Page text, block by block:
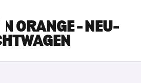
ORANGE - NEU-